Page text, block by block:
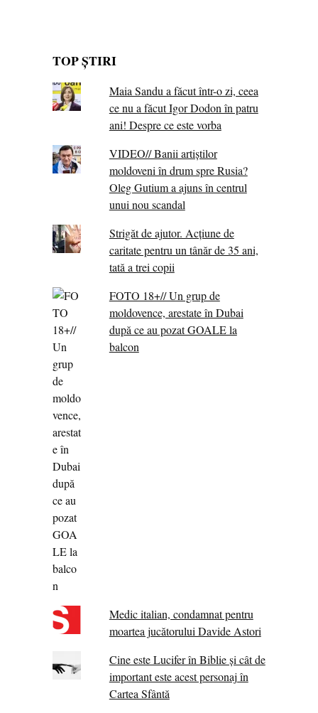
TOP ȘTIRI
Maia Sandu a făcut într-o zi, ceea
ce nu a făcut Igor Dodon în patru
ani! Despre ce este vorba
VIDEO// Banii artiștilor
moldoveni în drum spre Rusia?
Oleg Gutium a ajuns în centrul
unui nou scandal
Strigăt de ajutor. Acțiune de
caritate pentru un tânăr de 35 ani,
tată a trei copii
FOTO 18+// Un grup de
moldovence, arestate în Dubai
după ce au pozat GOALE la
balcon
Medic italian, condamnat pentru
moartea jucătorului Davide Astori
Cine este Lucifer în Biblie și cât de
important este acest personaj în
Cartea Sfântă